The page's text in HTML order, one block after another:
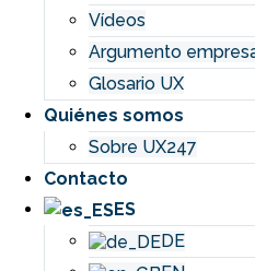
Vídeos
Argumento
Glosario UX
Quiénes somos
Sobre UX247
Contacto
ES
DE